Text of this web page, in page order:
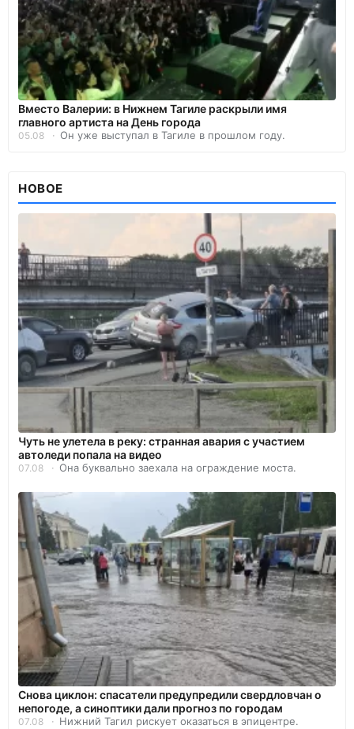
Вместо Валерии: в Нижнем Тагиле раскрыли имя
главного артиста на День города
05.08 Он уже выступал в Тагиле в прошлом году.
НОВОЕ
Чуть не улетела в реку: странная авария с участием
автоледи попала на видео
07.08 Она буквально заехала на ограждение моста.
Снова циклон: спасатели предупредили свердловчан о
непогоде, а синоптики дали прогноз по городам
07.08 Нижний Тагил рискует оказаться в эпицентре.